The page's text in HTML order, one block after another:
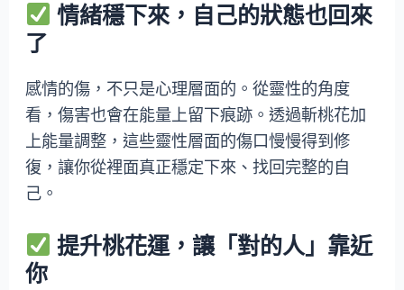
情緒穩下來，自己的狀態也回來
了
感情的傷，不只是心理層面的。從靈性的角度
看，傷害也會在能量上留下痕跡。透過斬桃花加
上能量調整，這些靈性層面的傷口慢慢得到修
復，讓你從裡面真正穩定下來、找回完整的自
己。
提升桃花運，讓「對的人」靠近
你